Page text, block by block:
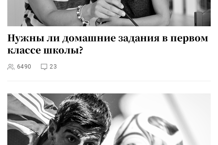
Нужны ли домашние задания в первом
классе школы?
6490 23